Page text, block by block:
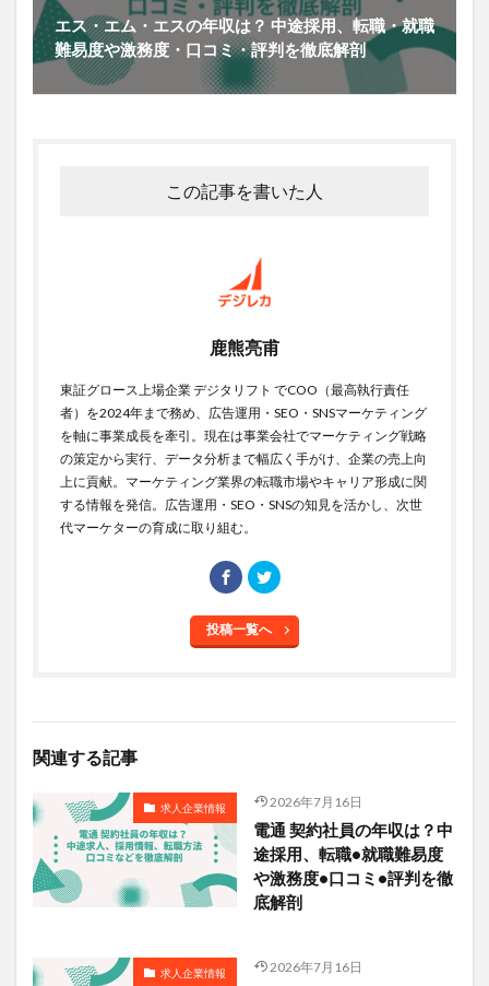
エス・エム・エスの年収は？ 中途採用、転職・就職
難易度や激務度・口コミ・評判を徹底解剖
この記事を書いた人
鹿熊亮甫
東証グロース上場企業 デジタリフト でCOO（最高執行責任
者）を2024年まで務め、広告運用・SEO・SNSマーケティング
を軸に事業成長を牽引。現在は事業会社でマーケティング戦略
の策定から実行、データ分析まで幅広く手がけ、企業の売上向
上に貢献。マーケティング業界の転職市場やキャリア形成に関
する情報を発信。広告運用・SEO・SNSの知見を活かし、次世
代マーケターの育成に取り組む。
投稿一覧へ
関連する記事
求人企業情報 2026年7月16日
電通 契約社員の年収は？中
途採用、転職•就職難易度
や激務度•口コミ•評判を徹
底解剖
求人企業情報 2026年7月16日